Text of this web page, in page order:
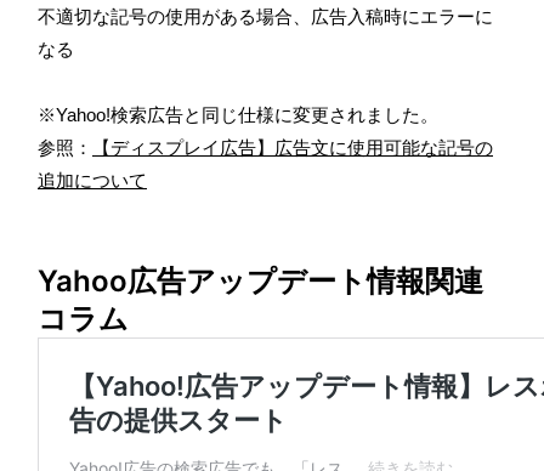
不適切な記号の使用がある場合、広告入稿時にエラーに
なる
※Yahoo!検索広告と同じ仕様に変更されました。
参照：
【ディスプレイ広告】広告文に使用可能な記号の
追加について
Yahoo広告アップデート情報関連
コラム